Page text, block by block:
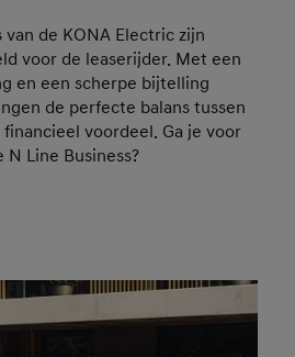
van de KONA Electric zijn
voor de leaserijder. Met een
en een scherpe bijtelling
de perfecte balans tussen
voordeel. Ga je voor
Line Business?